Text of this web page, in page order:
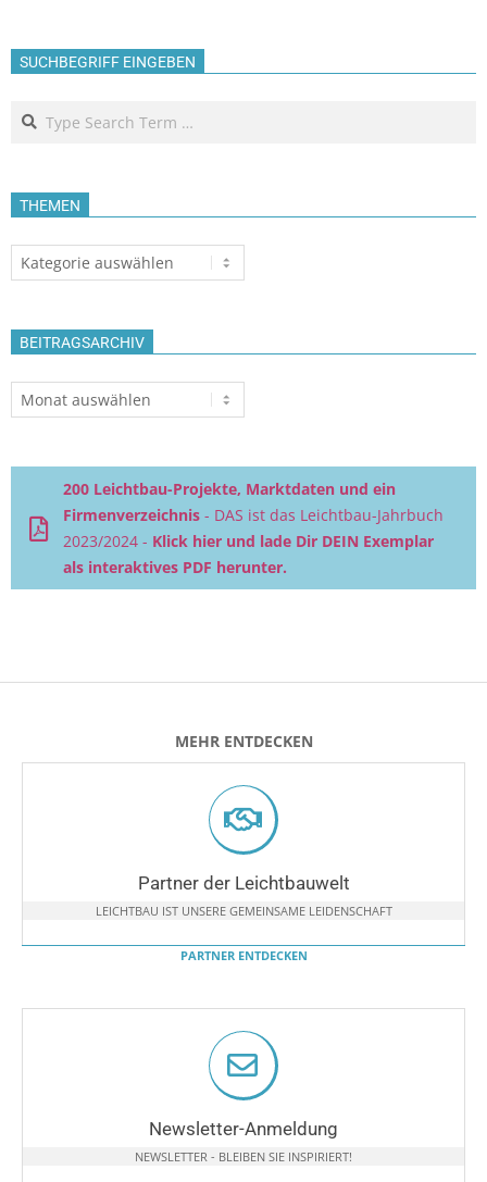
SUCHBEGRIFF EINGEBEN
Search
THEMEN
Themen
BEITRAGSARCHIV
Beitragsarchiv
200 Leichtbau-Projekte, Marktdaten und ein
Firmenverzeichnis - DAS ist das Leichtbau-Jahrbuch
2023/2024 - Klick hier und lade Dir DEIN Exemplar
als interaktives PDF herunter.
MEHR ENTDECKEN
Partner der Leichtbauwelt
LEICHTBAU IST UNSERE GEMEINSAME LEIDENSCHAFT
PARTNER ENTDECKEN
Newsletter-Anmeldung
NEWSLETTER - BLEIBEN SIE INSPIRIERT!